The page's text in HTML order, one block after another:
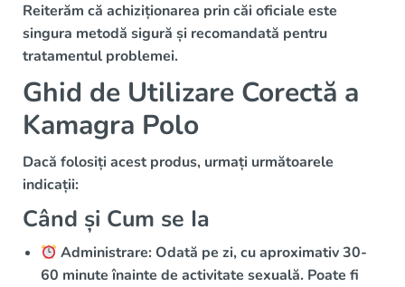
Reiterăm că achiziționarea prin căi oficiale este
singura metodă sigură și recomandată pentru
tratamentul problemei.
Ghid de Utilizare Corectă a
Kamagra Polo
Dacă folosiți acest produs, urmați următoarele
indicații:
Când și Cum se Ia
Administrare: Odată pe zi, cuaproximativ 30-
60 minute înainte de activitate sexuală. Poate fi